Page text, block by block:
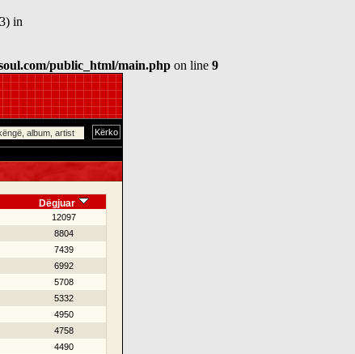
in
public_html/main.php on line 9
Dëgjuar
12097
8804
7439
6992
5708
5332
4950
4758
4490